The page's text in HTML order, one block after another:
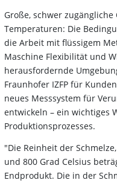
Große, schwer
Temperaturen: Die
die Arbeit mit flüssigem
Maschine Flexibilität und
herausfordernde
Fraunhofer IZFP für
neues Messsystem für
entwickeln – ein wichtiges
Produktionsprozesses.
"Die Reinheit der
und 800 Grad Celsius
Endprodukt. Die in der